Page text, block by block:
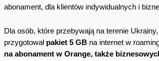
abonament, dla klientów indywidualnych i
Dla osób, które przebywają na terenie
przygotował pakiet 5 GBna internet w
na abonament w Orange, także